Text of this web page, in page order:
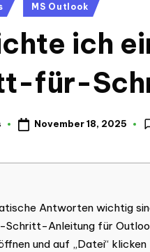
MS Outlook
ich
für-
November 18, 2025
Antworten wichtig
Anleitung für
und auf „Datei“ klicken